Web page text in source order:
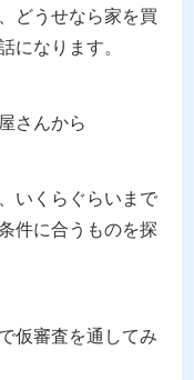
どうせなら家を買
になります。
さんから
いくらぐらいまで
件に合うものを探
仮審査を通してみ